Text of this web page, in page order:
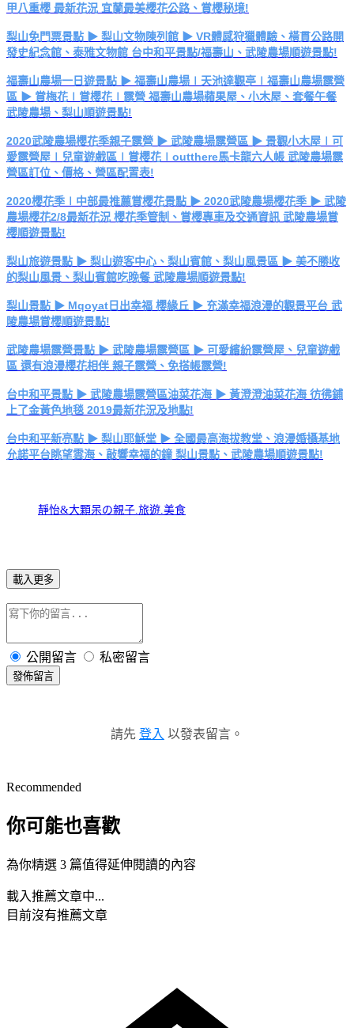
甲八重櫻 最新花況 宜蘭最美櫻花公路、賞櫻秘境!
梨山免門票景點 ▶ 梨山文物陳列館 ▶ VR體感狩獵體驗、橫貫公路開
發史紀念館、泰雅文物館 台中和平景點/福壽山、武陵農場順遊景點!
福壽山農場一日遊景點 ▶ 福壽山農場∣天池達觀亭∣福壽山農場露營
區 ▶ 賞梅花∣賞櫻花∣露營 福壽山農場蘋果屋、小木屋、套餐午餐
武陵農場、梨山順遊景點!
2020武陵農場櫻花季親子露營 ▶ 武陵農場露營區 ▶ 景觀小木屋∣可
愛露營屋∣兒童遊戲區∣賞櫻花∣outthere馬卡龍六人帳 武陵農場露
營區訂位、價格、營區配置表!
2020櫻花季∣中部最推薦賞櫻花景點 ▶ 2020武陵農場櫻花季 ▶ 武陵
農場櫻花2/8最新花況 櫻花季管制、賞櫻專車及交通資訊 武陵農場賞
櫻順遊景點!
梨山旅遊景點 ▶ 梨山遊客中心、梨山賓館、梨山風景區 ▶ 美不勝收
的梨山風景、梨山賓館吃晚餐 武陵農場順遊景點!
梨山景點 ▶ Mqoyat日出幸福 櫻緣丘 ▶ 充滿幸福浪漫的觀景平台 武
陵農場賞櫻順遊景點!
武陵農場露營景點 ▶ 武陵農場露營區 ▶ 可愛繽紛露營屋、兒童遊戲
區 還有浪漫櫻花相伴 親子露營、免搭帳露營!
台中和平景點 ▶ 武陵農場露營區油菜花海 ▶ 黃澄澄油菜花海 彷彿鋪
上了金黃色地毯 2019最新花況及地點!
台中和平新亮點 ▶ 梨山耶穌堂 ▶ 全國最高海拔教堂、浪漫婚攝基地
允諾平台眺望雲海、敲響幸福的鐘 梨山景點、武陵農場順遊景點!
靜怡&大顆呆の親子.旅遊.美食
載入更多
公開留言 私密留言
發佈留言
請先 登入 以發表留言。
Recommended
你可能也喜歡
為你精選 3 篇值得延伸閱讀的內容
載入推薦文章中...
目前沒有推薦文章